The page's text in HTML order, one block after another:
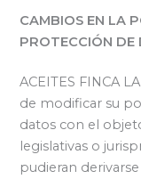
CAMBIOS EN LA
PROTECCIÓN DE
ACEITES FINCA
de modificar su
datos con el
legislativas o
pudieran